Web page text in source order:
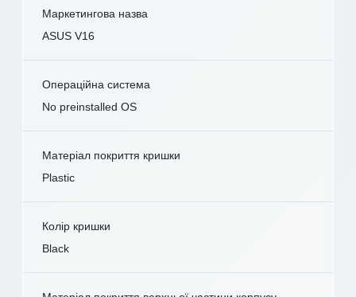
Маркетингова назва
ASUS V16
Операційна система
No preinstalled OS
Матеріал покриття кришки
Plastic
Колір кришки
Black